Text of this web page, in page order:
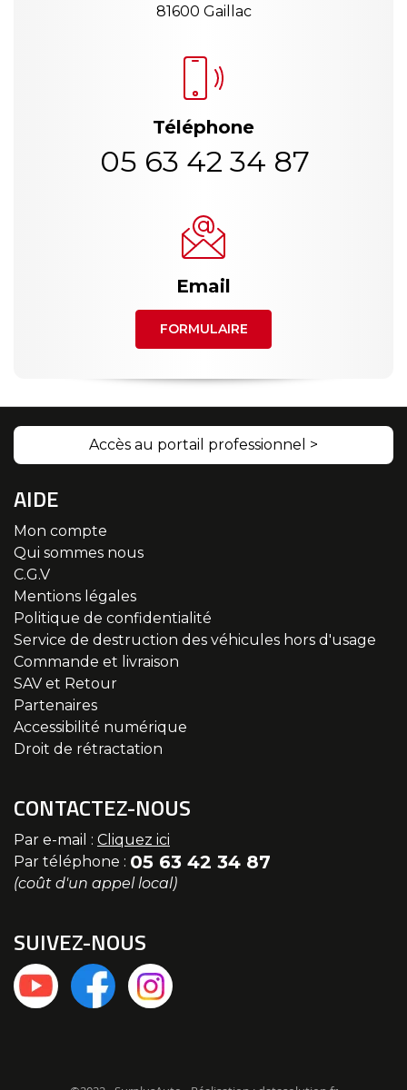
81600 Gaillac
Téléphone
05 63 42 34 87
Email
FORMULAIRE
Accès au portail professionnel >
AIDE
Mon compte
Qui sommes nous
C.G.V
Mentions légales
Politique de confidentialité
Service de destruction des véhicules hors d'usage
Commande et livraison
SAV et Retour
Partenaires
Accessibilité numérique
Droit de rétractation
CONTACTEZ-NOUS
Par e-mail : Cliquez ici
Par téléphone : 05 63 42 34 87
(coût d'un appel local)
SUIVEZ-NOUS